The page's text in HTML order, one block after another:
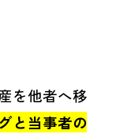
を他者へ移
と当事者の